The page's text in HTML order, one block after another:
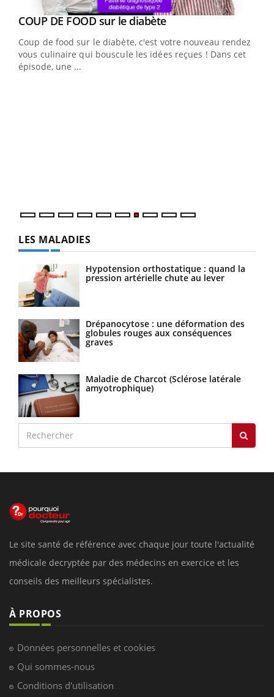
Youtube
COUP DE FOOD sur le diabèteYoutube
Coup de food sur le diabète, c'est votre nouveau rendez-
vous culinaire qui bouscule les idées reçues ! Dans cet
épisode, une ...
LES MALADIES
Hypotension orthostatique : quand la
pression artérielle chute au lever
Drépanocytose : une déformation des
globules rouges aux conséquences
graves
Maladie de Charcot (Sclérose latérale
amyotrophique)
Le site santé de référence avec chaque jour toute l'actualité
médicale decryptée par des médecins en exercice et les
conseils des meilleurs spécialistes.
À PROPOS
Données personnelles et cookies
Qui sommes-nous
Conditions d'utilisation